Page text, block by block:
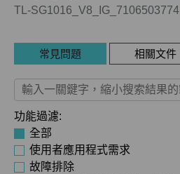
TL-SG1016_V8_IG_7106503774
常見問題 相關文件
功能過濾:
全部
使用者應用程式需求
故障排除